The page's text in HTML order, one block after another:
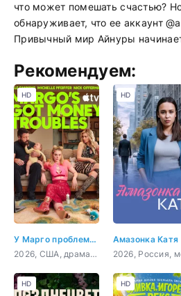
что может помешать счастью?
обнаруживает, что ее аккаунт
Привычный мир Айнуры
Рекомендуем:
У Марго проблемы с деньгами
2026, США, драма, комедия
HD
Амазонка Катя
HD
HD HD